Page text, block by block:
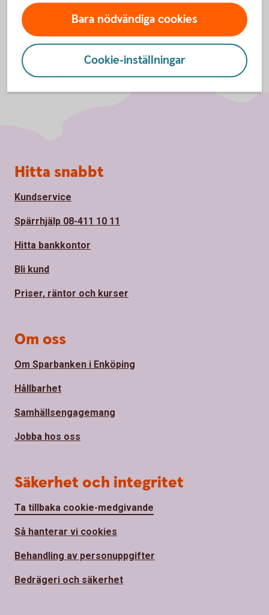
Bara nödvändiga cookies
Cookie-inställningar
Sidfot
Hitta snabbt
Kundservice
Spärrhjälp 08-411 10 11
Hitta bankkontor
Bli kund
Priser, räntor och kurser
Om oss
Om Sparbanken i Enköping
Hållbarhet
Samhällsengagemang
Jobba hos oss
Säkerhet och integritet
Ta tillbaka cookie-medgivande
Så hanterar vi cookies
Behandling av personuppgifter
Bedrägeri och säkerhet